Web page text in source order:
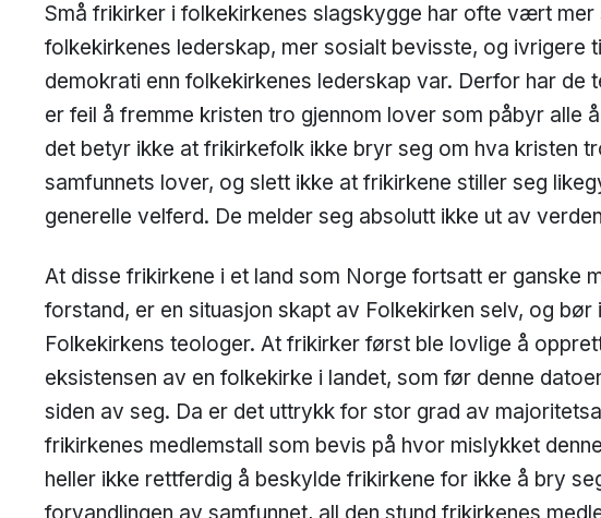
Små frikirker i folkekirkenes slagskygge har ofte vært mer
folkekirkenes lederskap, mer sosialt bevisste, og ivrigere
demokrati enn folkekirkenes lederskap var. Derfor har de
er feil å fremme kristen tro gjennom lover som påbyr alle
det betyr ikke at frikirkefolk ikke bryr seg om hva kristen
samfunnets lover, og slett ikke at frikirkene stiller seg
generelle velferd. De melder seg absolutt ikke ut av
At disse frikirkene i et land som Norge fortsatt er ganske
forstand, er en situasjon skapt av Folkekirken selv, og
Folkekirkens teologer. At frikirker først ble lovlige å
eksistensen av en folkekirke i landet, som før denne
siden av seg. Da er det uttrykk for stor grad av
frikirkenes medlemstall som bevis på hvor mislykket
heller ikke rettferdig å beskylde frikirkene for ikke å bry